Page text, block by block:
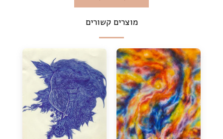
מוצרים קשורים